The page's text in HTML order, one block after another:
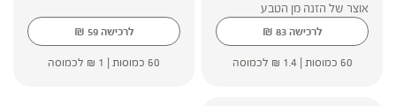
אוצר של הזנה מן הטבע
לרכישה ₪ 83
60 כמוסות | ₪ 1.4 לכמוסה
לרכישה ₪ 59
60 כמוסות | ₪ 1 לכמוסה